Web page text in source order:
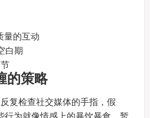
量的互动
白期
的策略
复检查社交媒体的手指，假
行为就像情感上的暴饮暴食，暂